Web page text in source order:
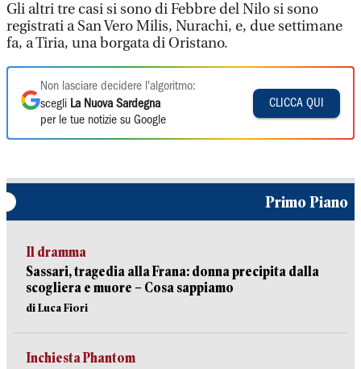
Gli altri tre casi si sono di Febbre del Nilo si sono
registrati a San Vero Milis, Nurachi, e, due settimane
fa, a Tiria, una borgata di Oristano.
Non lasciare decidere l'algoritmo:
scegli La Nuova Sardegna
per le tue notizie su Google
CLICCA QUI
Primo Piano
Il dramma
Sassari, tragedia alla Frana: donna precipita dalla
scogliera e muore – Cosa sappiamo
di Luca Fiori
Inchiesta Phantom